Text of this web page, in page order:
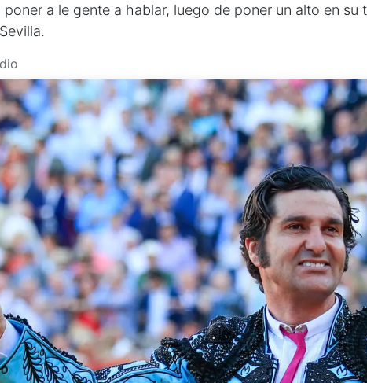
a le gente a hablar, luego de poner un alto en